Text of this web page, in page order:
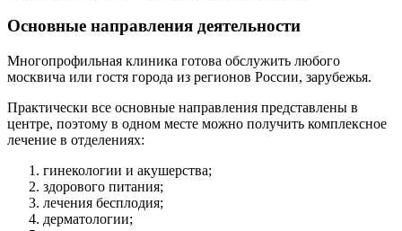
Основные направления деятельности
Многопрофильная клиника готова обслужить любого
москвича или гостя города из регионов России, зарубежья.
Практически все основные направления представлены в
центре, поэтому в одном месте можно получить комплексное
лечение в отделениях:
гинекологии и акушерства;
здорового питания;
лечения бесплодия;
дерматологии;